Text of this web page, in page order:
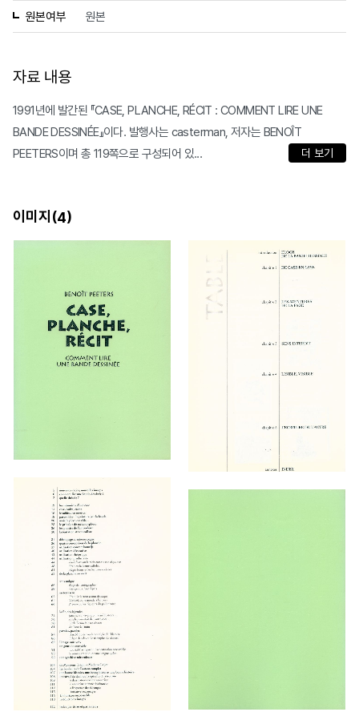
원본여부 원본
자료 내용
1991년에 발간된 『CASE, PLANCHE, RÉCIT : COMMENT LIRE UNE
BANDE DESSINÉE』이다. 발행사는 casterman, 저자는 BENOÎT
PEETERS이며 총 119쪽으로 구성되어 있...
더 보기
이미지(4)